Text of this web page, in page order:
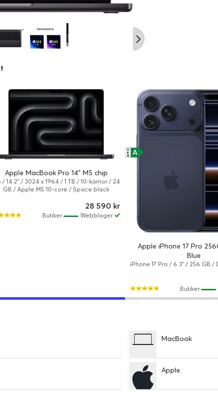
Apple MacBook Pro 14" M5 chip
/ 14.2" / 3024 x 1964 / 1 TB / 10-kärnor / 24
GB / Apple M5 10-core / Space black
28 590 kr
Webblager
Butiker
Apple iPhone 17 Pro
Blue
iPhone 17 Pro / 6.3" / 256 GB /
A
A
↑
G
Butiker
MacBook
Apple